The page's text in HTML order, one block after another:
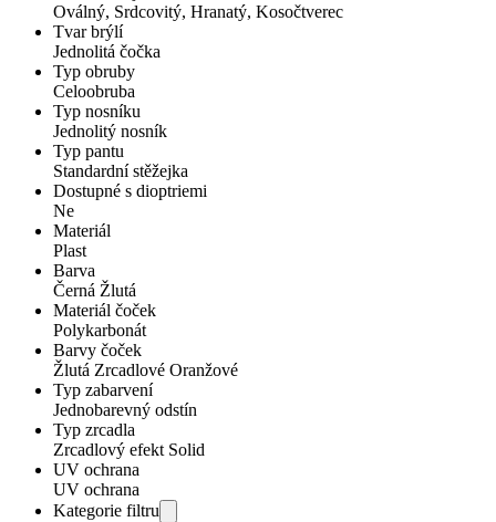
Oválný, Srdcovitý, Hranatý, Kosočtverec
Tvar brýlí
Jednolitá čočka
Typ obruby
Celoobruba
Typ nosníku
Jednolitý nosník
Typ pantu
Standardní stěžejka
Dostupné s dioptriemi
Ne
Materiál
Plast
Barva
Černá Žlutá
Materiál čoček
Polykarbonát
Barvy čoček
Žlutá Zrcadlové Oranžové
Typ zabarvení
Jednobarevný odstín
Typ zrcadla
Zrcadlový efekt Solid
UV ochrana
UV ochrana
Kategorie filtru